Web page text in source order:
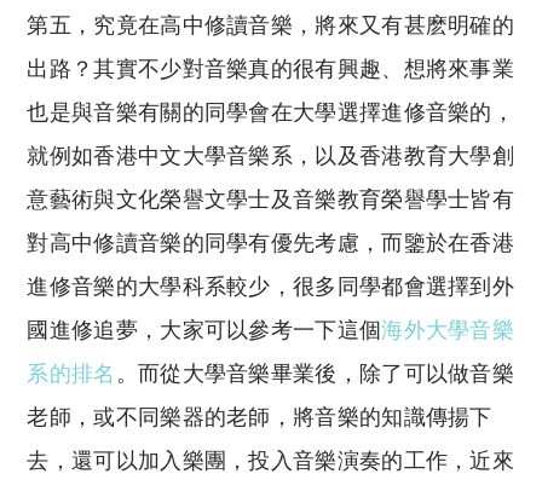
第五，究竟在高中修讀音樂，將來又有甚麽明確的
出路？其實不少對音樂真的很有興趣、想將來事業
也是與音樂有關的同學會在大學選擇進修音樂的，
就例如香港中文大學音樂系，以及香港教育大學創
意藝術與文化榮譽文學士及音樂教育榮譽學士皆有
對高中修讀音樂的同學有優先考慮，而鑒於在香港
進修音樂的大學科系較少，很多同學都會選擇到外
國進修追夢，大家可以參考一下這個海外大學音樂
系的排名 。而從大學音樂畢業後，除了可以做音樂
老師，或不同樂器的老師，將音樂的知識傳揚下
去，還可以加入樂團，投入音樂演奏的工作，近來